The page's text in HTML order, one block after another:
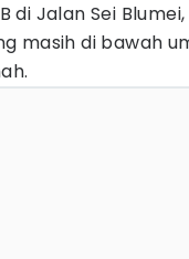
di Jalan Sei
masih di bawah